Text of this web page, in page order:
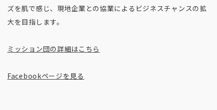
ズを肌で感じ、現地企業との協業によるビジネスチャンスの拡
大を目指します。
ミッション団の詳細はこちら
Facebookページを見る